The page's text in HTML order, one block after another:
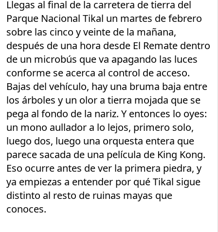
Llegas al final de la carretera de tierra del
Parque Nacional Tikal un martes de febrero
sobre las cinco y veinte de la mañana,
después de una hora desde El Remate dentro
de un microbús que va apagando las luces
conforme se acerca al control de acceso.
Bajas del vehículo, hay una bruma baja entre
los árboles y un olor a tierra mojada que se
pega al fondo de la nariz. Y entonces lo oyes:
un mono aullador a lo lejos, primero solo,
luego dos, luego una orquesta entera que
parece sacada de una película de King Kong.
Eso ocurre antes de ver la primera piedra, y
ya empiezas a entender por qué Tikal sigue
distinto al resto de ruinas mayas que
conoces.